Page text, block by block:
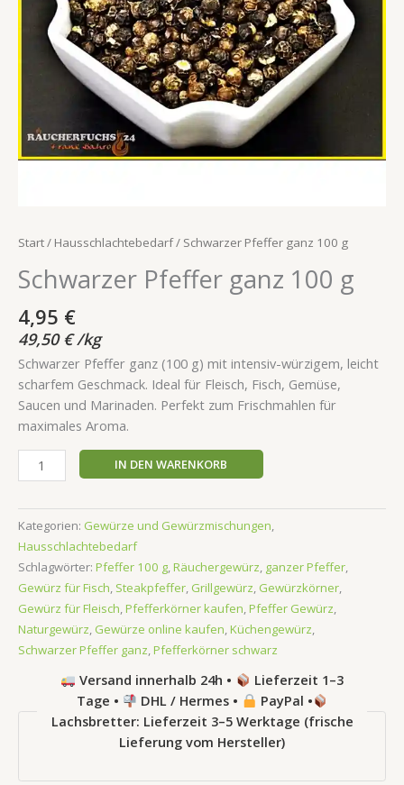
Start/ Hausschlachtebedarf/ Schwarzer Pfeffer ganz 100 g
Schwarzer Pfeffer ganz 100 g
4,95 €
49,50€ /kg
Schwarzer Pfeffer ganz (100 g) mit intensiv-würzigem, leicht
scharfem Geschmack. Ideal für Fleisch, Fisch, Gemüse,
Saucen und Marinaden. Perfekt zum Frischmahlen für
maximales Aroma.
IN DEN WARENKORB
Kategorien: Gewürze und Gewürzmischungen,
Hausschlachtebedarf
Schlagwörter: Pfeffer 100 g,Räuchergewürz, ganzer Pfeffer,
Gewürz für Fisch, Steakpfeffer, Grillgewürz, Gewürzkörner,
Gewürz für Fleisch,Pfefferkörner kaufen,Pfeffer Gewürz,
Naturgewürz, Gewürze online kaufen,Küchengewürz,
Schwarzer Pfeffer ganz,Pfefferkörner schwarz
Versand innerhalb 24h •
Lieferzeit 1–3
Tage •
DHL / Hermes •
PayPal •
Lachsbretter: Lieferzeit 3–5 Werktage (frische
Lieferung vom Hersteller)